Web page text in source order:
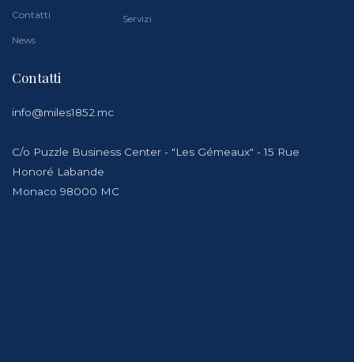
Contatti
News
Servizi
Contatti
info@miles1852.mc
C/o Puzzle Business Center - "Les Gémeaux" - 15 Rue
Honoré Labande
Monaco 98000 MC